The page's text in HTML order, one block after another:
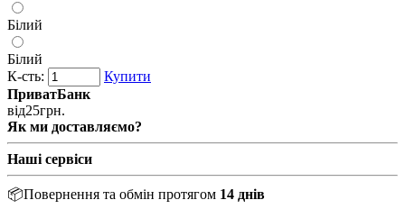
Білий
Білий
К-сть:
Купити
ПриватБанк
від25грн.
Як ми доставляємо?
Наші сервіси
📦Повернення та обмін протягом 14 днів